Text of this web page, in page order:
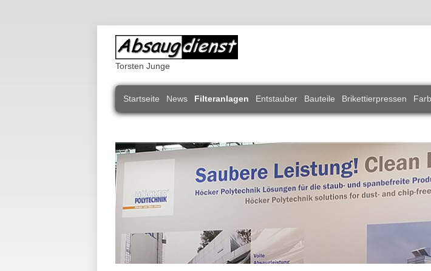
Torsten Junge
Navigation
Startseite News Filteranlagen Entstauber Bauteile Brikettierpressen